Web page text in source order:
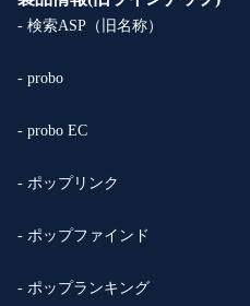
- 検索ASP（旧名称）
- probo
- probo EC
- ポップリンク
- ポップファインド
- ポップランキング